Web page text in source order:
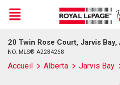
Live
En Direct
Menu
20 Twin Rose Court, Jarvis Bay,
NO. MLS® A2284268
Accueil Alberta Jarvis Bay